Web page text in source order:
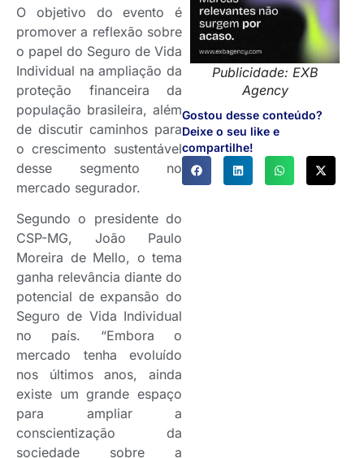
Publicidade: EXB
Agency
Gostou desse conteúdo?
Deixe o seu like e
compartilhe!
O objetivo do evento é
promover a reflexão sobre
o papel do Seguro de Vida
Individual na ampliação da
proteção financeira da
população brasileira, além
de discutir caminhos para
o crescimento sustentável
desse segmento no
mercado segurador.
Segundo o presidente do
CSP-MG, João Paulo
Moreira de Mello, o tema
ganha relevância diante do
potencial de expansão do
Seguro de Vida Individual
no país. “Embora o
mercado tenha evoluído
nos últimos anos, ainda
existe um grande espaço
para ampliar a
conscientização da
sociedade sobre a